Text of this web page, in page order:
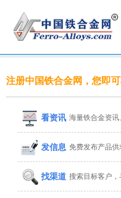
注册中国铁合金网，您即
看资讯 海量铁合金资讯
发信息 免费发布产品供
找渠道 搜索目标客户，